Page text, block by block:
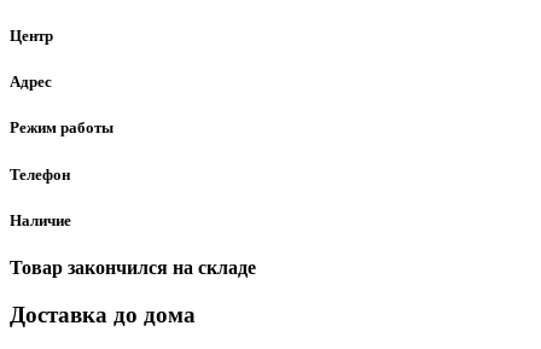
Центр
Адрес
Режим работы
Телефон
Наличие
Товар закончился на складе
Доставка до дома